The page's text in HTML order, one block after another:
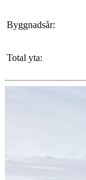
Byggnadsår:
Total yta: